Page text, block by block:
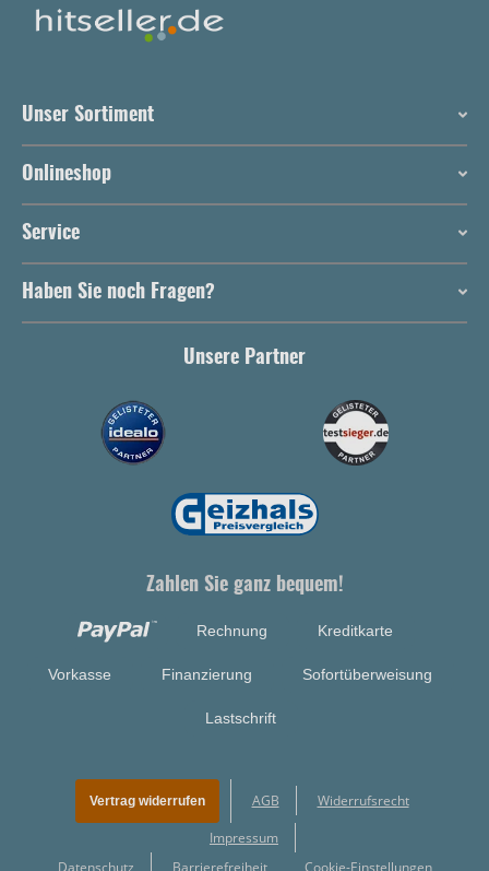
Unser Sortiment
Onlineshop
Service
Haben Sie noch Fragen?
Unsere Partner
Zahlen Sie ganz bequem!
Rechnung Kreditkarte
Vorkasse Finanzierung Sofortüberweisung
Lastschrift
Vertrag widerrufen AGB Widerrufsrecht
Impressum